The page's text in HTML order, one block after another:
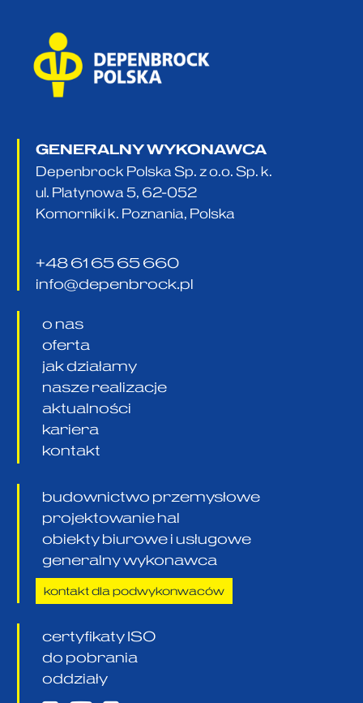
GENERALNY WYKONAWCA
Depenbrock Polska Sp. z o.o. Sp. k.
ul. Platynowa 5, 62-052
Komorniki k. Poznania, Polska
+48 61 65 65 660
info@depenbrock.pl
o nas
oferta
jak działamy
nasze realizacje
aktualności
kariera
kontakt
budownictwo przemysłowe
projektowanie hal
obiekty biurowe i usługowe
generalny wykonawca
kontakt dla podwykonwaców
certyfikaty ISO
do pobrania
oddziały